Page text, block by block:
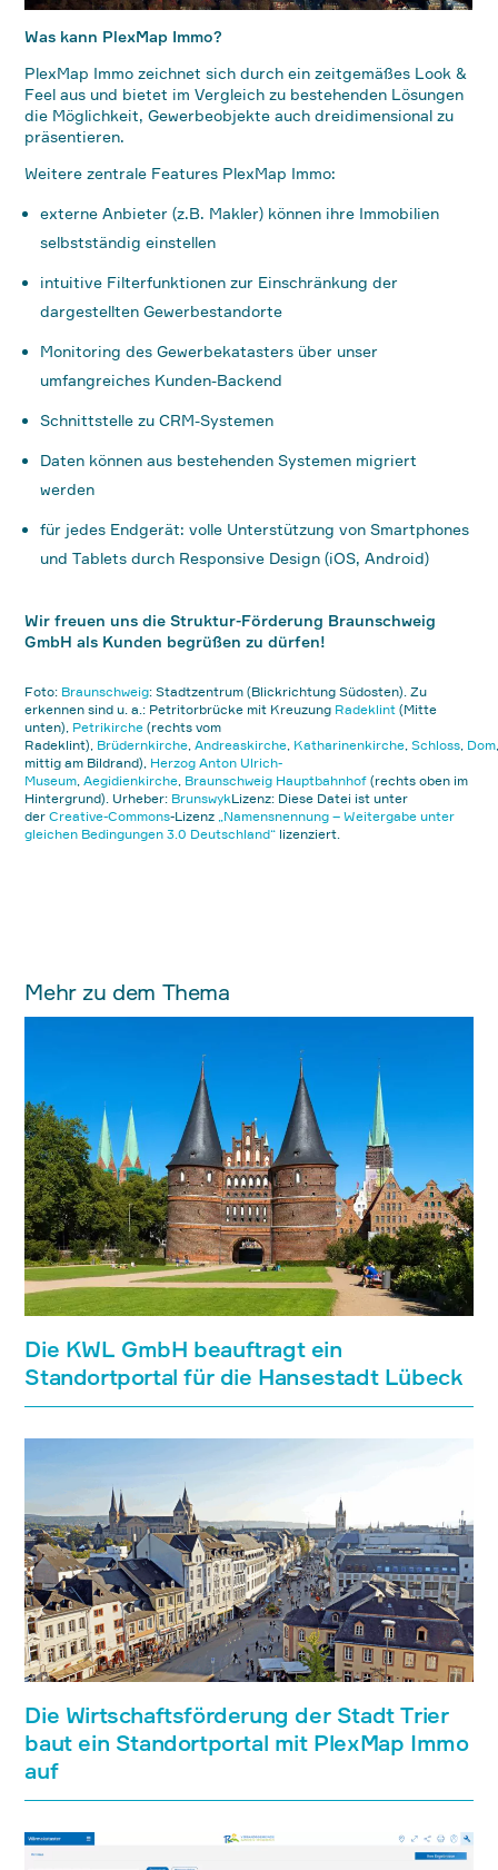
Was kann PlexMap Immo?
PlexMap Immo zeichnet sich durch ein zeitgemäßes Look &
Feel aus und bietet im Vergleich zu bestehenden Lösungen
die Möglichkeit, Gewerbeobjekte auch dreidimensional zu
präsentieren.
Weitere zentrale Features PlexMap Immo:
externe Anbieter (z.B. Makler) können ihre Immobilien
selbstständig einstellen
intuitive Filterfunktionen zur Einschränkung der
dargestellten Gewerbestandorte
Monitoring des Gewerbekatasters über unser
umfangreiches Kunden-Backend
Schnittstelle zu CRM-Systemen
Daten können aus bestehenden Systemen migriert
werden
für jedes Endgerät: volle Unterstützung von Smartphones
und Tablets durch Responsive Design (iOS, Android)
Wir freuen uns die Struktur-Förderung Braunschweig
GmbH als Kunden begrüßen zu dürfen!
Foto: Braunschweig: Stadtzentrum (Blickrichtung Südosten). Zu
erkennen sind u. a.: Petritorbrücke mit Kreuzung Radeklint (Mitte
unten), Petrikirche (rechts vom
Radeklint), Brüdernkirche,Andreaskirche, Katharinenkirche,Schloss, Dom
mittig am Bildrand), Herzog Anton Ulrich-
Museum,Aegidienkirche, Braunschweig Hauptbahnhof (rechts oben im
Hintergrund). Urheber: BrunswykLizenz: Diese Datei ist unter
derCreative-Commons-Lizenz „Namensnennung – Weitergabe unter
gleichen Bedingungen 3.0 Deutschland“ lizenziert.
Mehr zu dem Thema
Die KWL GmbH beauftragt ein
Standortportal für die Hansestadt Lübeck
Die Wirtschaftsförderung der Stadt Trier
baut ein Standortportal mit PlexMap Immo
auf